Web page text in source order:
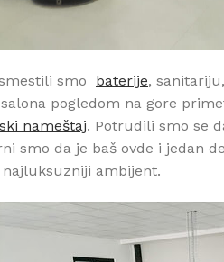
smo baterije,
pogledom na gore
nameštaj. Potrudili smo se
smo da je baš ovde i jedan
ambijent.